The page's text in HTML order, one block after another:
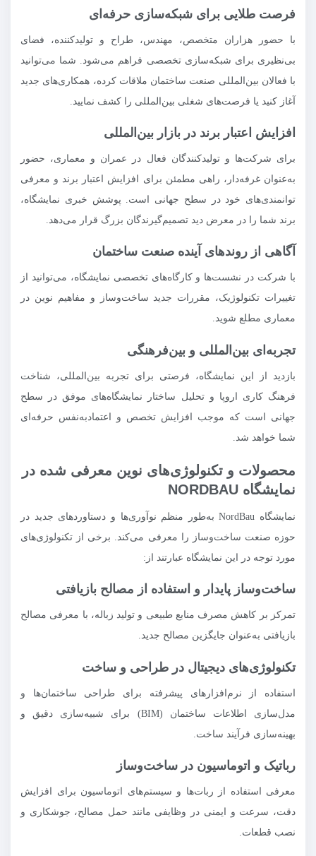
فرصت‌ طلایی برای شبکه‌سازی حرفه‌ای
با حضور هزاران متخصص، مهندس، طراح و تولیدکننده، فضای
بی‌نظیری برای شبکه‌سازی تخصصی فراهم می‌شود. شما می‌توانید
با فعالان بین‌المللی صنعت ساختمان ملاقات کرده، همکاری‌های جدید
آغاز کنید یا فرصت‌های شغلی بین‌المللی را کشف نمایید.
افزایش اعتبار برند در بازار بین‌المللی
برای شرکت‌ها و تولیدکنندگان فعال در عمران و معماری، حضور
به‌عنوان غرفه‌دار، راهی مطمئن برای افزایش اعتبار برند و معرفی
توانمندی‌های خود در سطح جهانی است. پوشش خبری نمایشگاه،
برند شما را در معرض دید تصمیم‌گیرندگان بزرگ قرار می‌دهد.
آگاهی از روندهای آینده صنعت ساختمان
با شرکت در نشست‌ها و کارگاه‌های تخصصی نمایشگاه، می‌توانید از
تغییرات تکنولوژیک، مقررات جدید ساخت‌وساز و مفاهیم نوین در
معماری مطلع شوید.
تجربه‌ای بین‌المللی و بین‌فرهنگی
بازدید از این نمایشگاه، فرصتی برای تجربه بین‌المللی، شناخت
فرهنگ کاری اروپا و تحلیل ساختار نمایشگاه‌های موفق در سطح
جهانی است که موجب افزایش تخصص و اعتمادبه‌نفس حرفه‌ای
شما خواهد شد.
محصولات و تکنولوژی‌های نوین معرفی شده در
نمایشگاه NORDBAU
نمایشگاه NordBau به‌طور منظم نوآوری‌ها و دستاوردهای جدید در
حوزه صنعت ساخت‌وساز را معرفی می‌کند. برخی از تکنولوژی‌های
مورد توجه در این نمایشگاه عبارتند از:
ساخت‌وساز پایدار و استفاده از مصالح بازیافتی
تمرکز بر کاهش مصرف منابع طبیعی و تولید زباله، با معرفی مصالح
بازیافتی به‌عنوان جایگزین مصالح جدید.
تکنولوژی‌های دیجیتال در طراحی و ساخت
استفاده از نرم‌افزارهای پیشرفته برای طراحی ساختمان‌ها و
مدل‌سازی اطلاعات ساختمان (BIM) برای شبیه‌سازی دقیق و
بهینه‌سازی فرآیند ساخت.
رباتیک و اتوماسیون در ساخت‌وساز
معرفی استفاده از ربات‌ها و سیستم‌های اتوماسیون برای افزایش
دقت، سرعت و ایمنی در وظایفی مانند حمل مصالح، جوشکاری و
نصب قطعات.